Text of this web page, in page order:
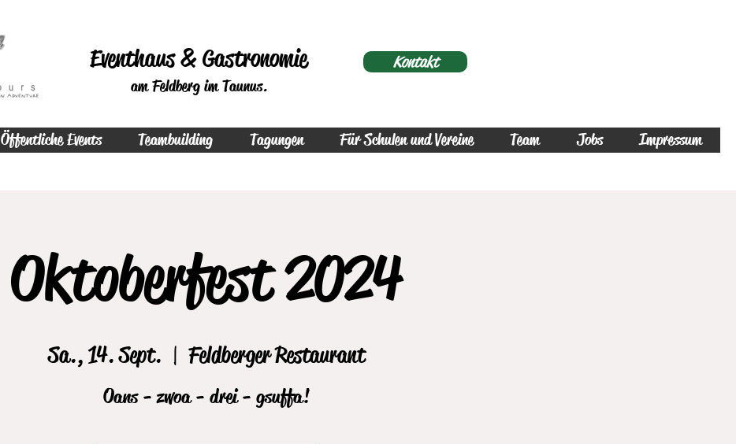
Kontakt
Eventhaus & Gastronomie
am Feldberg im Taunus.
Öffentliche Events Teambuilding Tagungen Für Schulen und Vereine Team Jobs Impressum
Oktoberfest 2024
Sa., 14. Sept.
  |
Feldberger Restaurant
Oans - zwoa - drei - gsuffa!